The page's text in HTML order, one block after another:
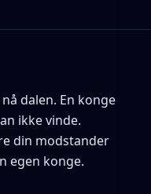
dalen. En konge
ikke vinde.
din modstander
egen konge.